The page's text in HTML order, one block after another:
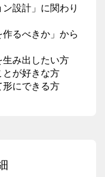
設計」に関わり
作るべきか」から
み出したい方
が好きな方
にできる方